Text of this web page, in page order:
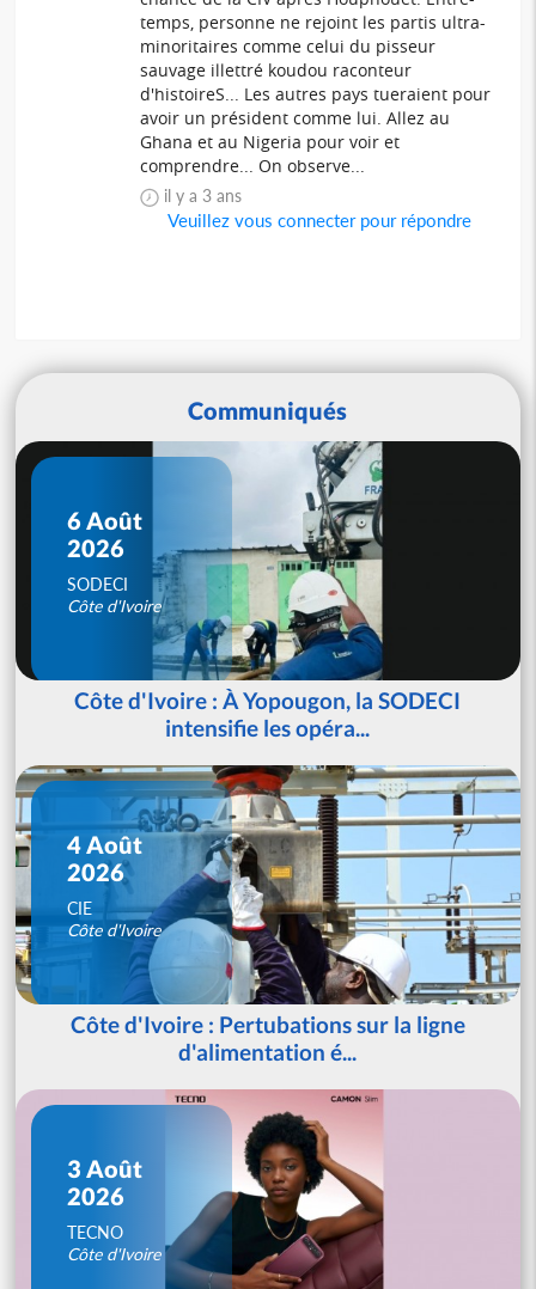
temps, personne ne rejoint les partis ultra-
minoritaires comme celui du pisseur
sauvage illettré koudou raconteur
d'histoireS... Les autres pays tueraient pour
avoir un président comme lui. Allez au
Ghana et au Nigeria pour voir et
comprendre... On observe...
il y a 3 ans
Veuillez vous connecter pour répondre
Communiqués
6 Août
2026
SODECI
Côte d'Ivoire
Côte d'Ivoire : À Yopougon, la SODECI
intensifie les opéra...
4 Août
2026
CIE
Côte d'Ivoire
Côte d'Ivoire : Pertubations sur la ligne
d'alimentation é...
3 Août
2026
TECNO
Côte d'Ivoire